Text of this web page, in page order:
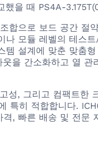
을 때 PS4A-
합으로 보드 공간 절
나 모듈 레벨의 테스
템 설계에 맞춘 맞춤
을 간소화하고 열
성, 그리고 컴팩트
특히 적합합니다.
, 빠른 배송 및 전